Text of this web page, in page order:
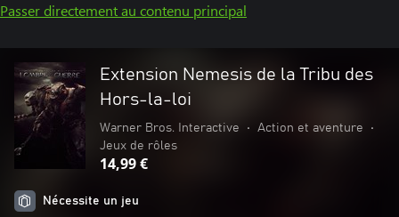
Passer directement au contenu principal
Extension Nemesis de la Tribu des
Hors-la-loi
Warner Bros. Interactive • Action et aventure
•
Jeux de rôles
14,99 €
Nécessite un jeu